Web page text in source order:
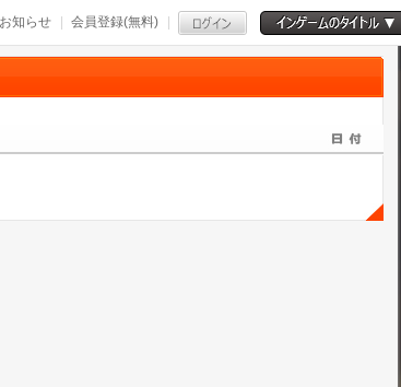
お知らせ 会員登録(無料)